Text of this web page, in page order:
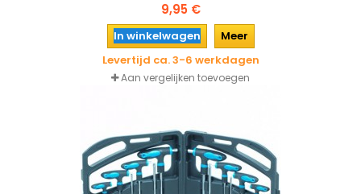
9,95 €
In winkelwagen
Meer
Levertijd ca. 3-6 werkdagen
Aan vergelijken toevoegen